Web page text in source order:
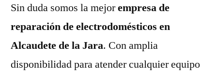
Sin duda somos la mejorempresa de
reparación de electrodomésticos en
Alcaudete de la Jara. Con amplia
disponibilidad para atender cualquier equipo